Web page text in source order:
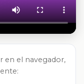
en el navegador,